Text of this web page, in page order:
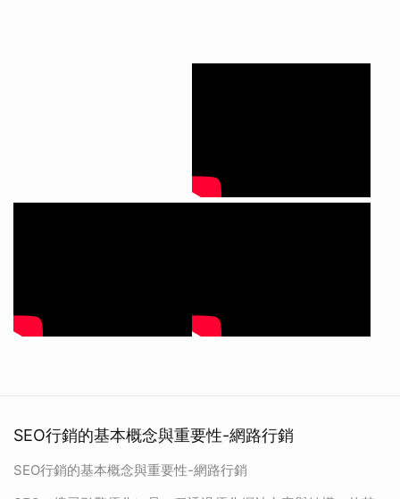
SEO行銷的基本概念與重要性-網路行銷
SEO行銷的基本概念與重要性-網路行銷